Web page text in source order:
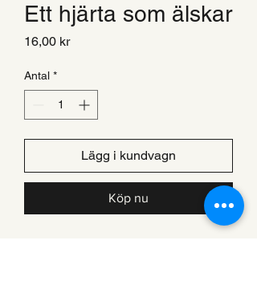
Ett hjärta som älskar
16,00 krPris
Antal *
Lägg i kundvagn
Köp nu